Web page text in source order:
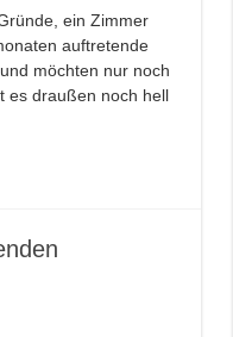
ein Zimmer
auftretende
möchten nur noch
es draußen noch hell